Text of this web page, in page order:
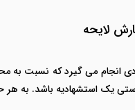
لایحه
انجام می گیرد که نسبت به
یک استشهادیه باشد. به هر